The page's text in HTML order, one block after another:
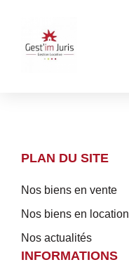
PLAN DU SITE
Nos biens en vente
Nos biens en location
Nos actualités
INFORMATIONS